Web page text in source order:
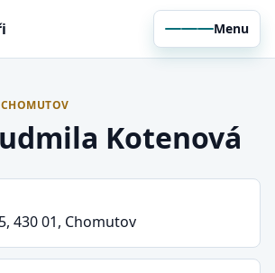
Menu
Kotenová
430 01, Chomutov